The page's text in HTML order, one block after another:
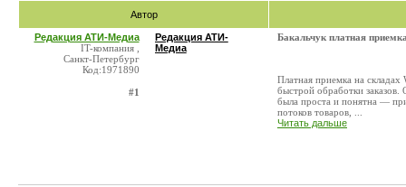
Автор
Редакция АТИ-Медиа
IT-компания ,
Санкт-Петербург
Код:1971890
#1
Редакция АТИ-
Медиа
Бакальчук платная
Платная приемка на
быстрой обработки заказов.
была проста и понятна —
потоков товаров, ...
Читать дальше